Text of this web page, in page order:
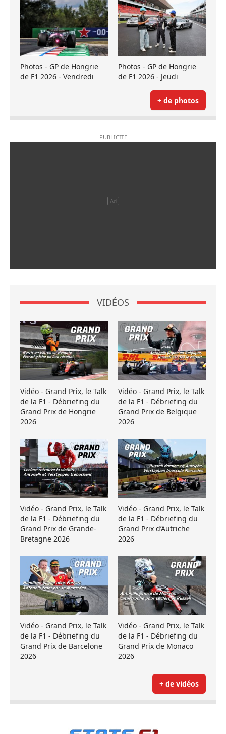
Photos - GP de Hongrie
de F1 2026 - Vendredi
Photos - GP de Hongrie
de F1 2026 - Jeudi
+ de photos
VIDÉOS
Vidéo - Grand Prix, le Talk
de la F1 - Débriefing du
Grand Prix de Hongrie
2026
Vidéo - Grand Prix, le Talk
de la F1 - Débriefing du
Grand Prix de Belgique
2026
Vidéo - Grand Prix, le Talk
de la F1 - Débriefing du
Grand Prix de Grande-
Bretagne 2026
Vidéo - Grand Prix, le Talk
de la F1 - Débriefing du
Grand Prix d’Autriche
2026
Vidéo - Grand Prix, le Talk
de la F1 - Débriefing du
Grand Prix de Barcelone
2026
Vidéo - Grand Prix, le Talk
de la F1 - Débriefing du
Grand Prix de Monaco
2026
+ de vidéos